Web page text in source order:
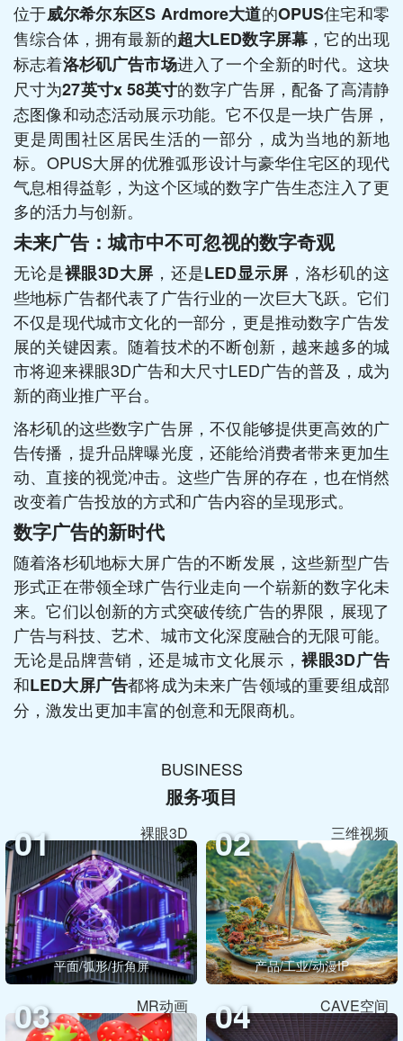
位于威尔希尔东区S Ardmore大道的OPUS住宅和零
售综合体，拥有最新的超大LED数字屏幕 ，它的出现
标志着洛杉矶广告市场进入了一个全新的时代。这块
尺寸为27英寸x 58英寸的数字广告屏，配备了高清静
态图像和动态活动展示功能。它不仅是一块广告屏，
更是周围社区居民生活的一部分，成为当地的新地
标。OPUS大屏的优雅弧形设计与豪华住宅区的现代
气息相得益彰，为这个区域的数字广告生态注入了更
多的活力与创新。
未来广告：城市中不可忽视的数字奇观
无论是裸眼3D大屏 ，还是LED显示屏 ，洛杉矶的这
些地标广告都代表了广告行业的一次巨大飞跃。它们
不仅是现代城市文化的一部分，更是推动数字广告发
展的关键因素。随着技术的不断创新，越来越多的城
市将迎来裸眼3D广告和大尺寸LED广告的普及，成为
新的商业推广平台。
洛杉矶的这些数字广告屏，不仅能够提供更高效的广
告传播，提升品牌曝光度，还能给消费者带来更加生
动、直接的视觉冲击。这些广告屏的存在，也在悄然
改变着广告投放的方式和广告内容的呈现形式。
数字广告的新时代
随着洛杉矶地标大屏广告的不断发展，这些新型广告
形式正在带领全球广告行业走向一个崭新的数字化未
来。它们以创新的方式突破传统广告的界限，展现了
广告与科技、艺术、城市文化深度融合的无限可能。
无论是品牌营销，还是城市文化展示， 裸眼3D广告
和LED大屏广告都将成为未来广告领域的重要组成部
分，激发出更加丰富的创意和无限商机。
BUSINESS
服务项目
01 裸眼3D
平面/弧形/折角屏
02 三维视频
产品/工业/动漫IP
03 MR动画 04 CAVE空间